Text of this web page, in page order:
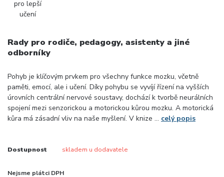
Rady pro rodiče, pedagogy, asistenty a jiné
odborníky
Pohyb je klíčovým prvkem pro všechny funkce mozku, včetně
paměti, emocí, ale i učení. Díky pohybu se vyvíjí řízení na vyšších
úrovních centrální nervové soustavy, dochází k tvorbě neurálních
spojení mezi senzorickou a motorickou kůrou mozku. A motorická
kůra má zásadní vliv na naše myšlení. V knize ... celý popis
Dostupnost skladem u dodavatele
Nejsme plátci DPH